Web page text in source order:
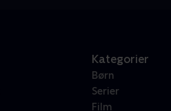
Kategorier
Børn
Serier
Film